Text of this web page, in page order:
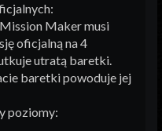
Maker musi
oficjalną na 4
utratą baretki.
baretki powoduje jej
poziomy: